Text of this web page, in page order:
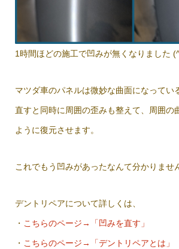
1時間ほどの施工で凹みが無くなりました
マツダ車のパネルは微妙な曲面になってい
直すと同時に周囲の歪みも整えて、周囲の
ように復元させます。
これでもう凹みがあったなんて分かりませ
デントリペアについて詳しくは、
・ こちらのページ→「凹みを直す」
・ こちらのページ→「デントリペアとは」